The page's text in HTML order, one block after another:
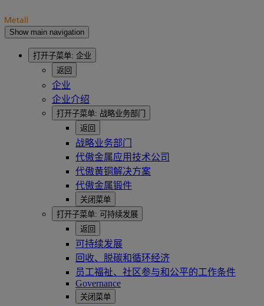
Show main navigation
打开子菜单: 企业
返回
企业
企业介绍
打开子菜单: 战略业务部门
返回
战略业务部门
代傲金属应用技术公司
代傲黄铜解决方案
代傲金属锻件
关闭菜单
打开子菜单: 可持续发展
返回
可持续发展
回收、脱碳和循环经济
员工福祉、社区参与和公平的工作条件
Governance
关闭菜单